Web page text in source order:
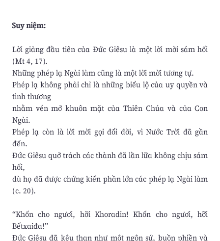
Suy niệm:
Lời giảng đầu tiên của Đức Giêsu là một lời mời sám hối
(Mt 4, 17).
Những phép lạ Ngài làm cũng là một lời mời tương tự.
Phép lạ không phải chỉ là những biểu lộ của uy quyền và
tình thương
nhằm vén mở khuôn mặt của Thiên Chúa và của Con
Ngài.
Phép lạ còn là lời mời gọi đổi đời, vì Nước Trời đã gần
đến.
Đức Giêsu quở trách các thành đã lần lữa không chịu sám
hối,
dù họ đã được chứng kiến phần lớn các phép lạ Ngài làm
(c. 20).
“Khốn cho ngươi, hỡi Khoradin! Khốn cho ngươi, hỡi
Bếtxaiđa!”
Đức Giêsu đã kêu than như một ngôn sứ, buồn phiền và